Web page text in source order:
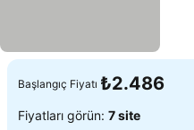
Başlangıç Fiyatı ₺2.486
Fiyatları görün: 7 site